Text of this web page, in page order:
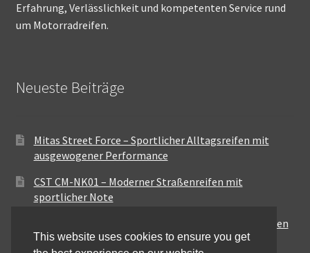
Erfahrung, Verlässlichkeit und kompetenten Service rund
um Motorradreifen.
Neueste Beiträge
Mitas Street Force – Sportlicher Alltagsreifen mit
ausgewogener Performance
CST CM-NK01 – Moderner Straßenreifen mit
sportlicher Note
Maxxis MA-ST3 – Ausgewogener Sport-Touring-Reifen
für vielseitige Einsätze
This website uses cookies to ensure you get